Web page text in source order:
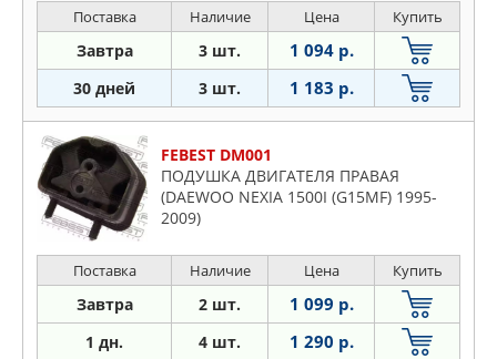
Поставка Наличие Цена Купить
Завтра 3 шт. 1 094 р.
30 дней 3 шт. 1 183 р.
FEBEST DM001
ПОДУШКА ДВИГАТЕЛЯ ПРАВАЯ
(DAEWOO NEXIA 1500I (G15MF) 1995-
2009)
Поставка Наличие Цена Купить
Завтра 2 шт. 1 099 р.
1 дн. 4 шт. 1 290 р.